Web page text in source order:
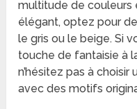
multitude de couleurs
élégant, optez pour
le gris ou le beige. Si
touche de fantaisie à
n’hésitez pas à
avec des motifs